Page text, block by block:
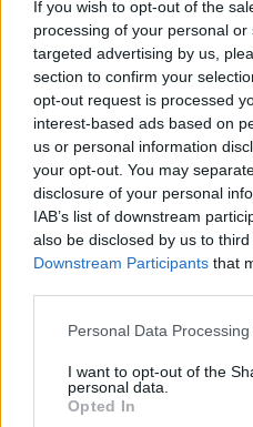
If you wish to opt-out of the
processing of your personal
targeted advertising by us,
section to confirm your
opt-out request is processed
interest-based ads based on
us or personal information
your opt-out. You may
disclosure of your personal
IAB’s list of downstream
also be disclosed by us to
Downstream Participants that
Personal Data
I want to opt-out of the
personal data.
Opted In
differenziazione
maledetto: quello
miracolo europeo.